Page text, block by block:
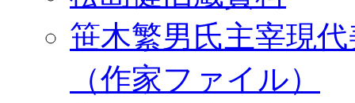
笹木繁男氏主宰現
（作家ファイル）